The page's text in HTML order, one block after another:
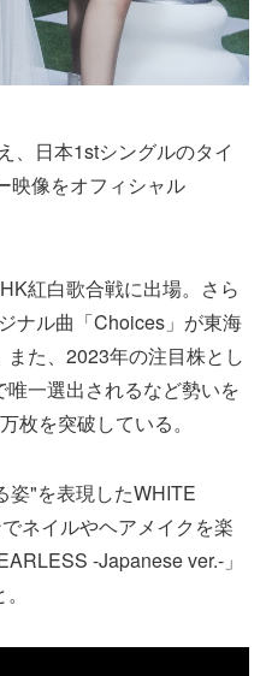
、日本1stシングルのタイ
映像をオフィシャル
紅白歌合戦に出場。さら
ナル曲「Choices」が東海
た、2023年の注目株とし
一選出されるなど勢いを
を突破している。
姿"を表現したWHITE
ネイルやヘアメイクを楽
-Japanese ver.-」